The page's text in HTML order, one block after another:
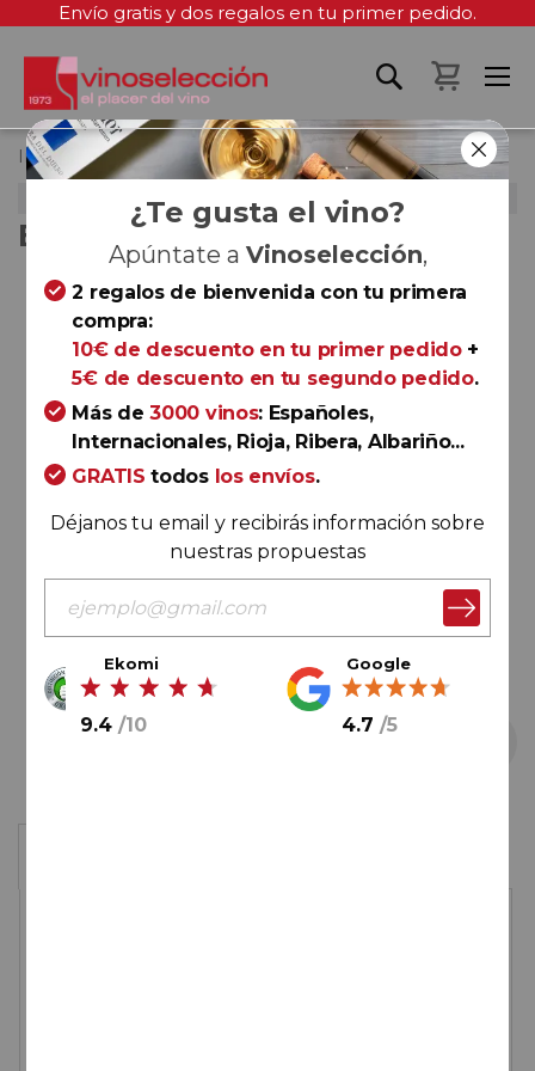
Envío gratis y dos regalos en tu primer pedido.
Mi
Inicio
Enolobox - Mayo 2026
ENOLOBOX - MAYO 2026
Saltar
galería
imágenes
¿Te gusta el vino?
Apúntate a Vinoselección,
2 regalos de bienvenida con tu primera
compra:
10€ de descuento en tu primer pedido+
5€ de descuento en tu segundo pedido.
Más de3000 vinos: Españoles,
Internacionales, Rioja, Ribera, Albariño...
GRATIS todos los envíos.
Déjanos tu email y recibirás información sobre
nuestras propuestas
Ekomi
9.4 /10
Google
4.7 /5